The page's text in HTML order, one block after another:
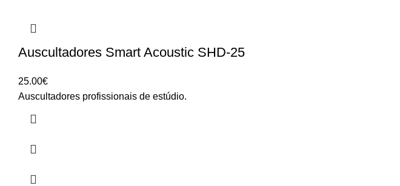
Auscultadores Smart Acoustic SHD-25
25.00€
Auscultadores profissionais de estúdio.